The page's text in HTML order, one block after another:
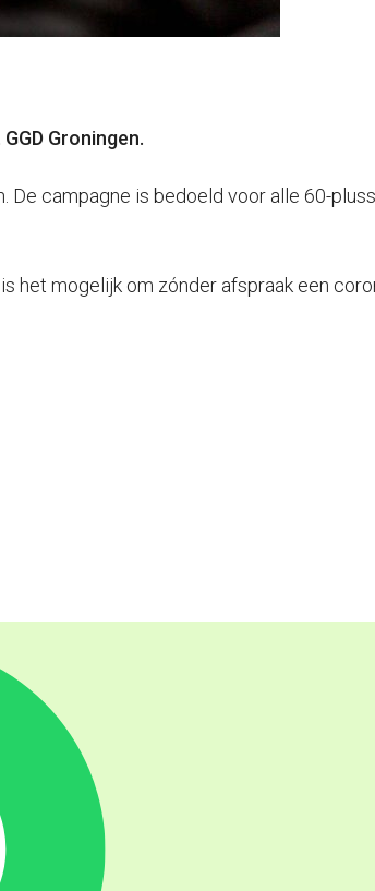
Groningen.
campagne is bedoeld voor alle 60-
het mogelijk om zónder afspraak een